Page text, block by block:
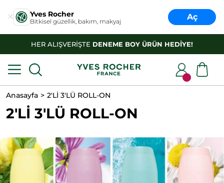
Yves Rocher
Bitkisel güzellik, bakım, makyaj Aç
HER ALIŞVERİŞTE DENEME BOY ÜRÜN HEDİYE!
Anasayfa 2'Lİ 3'LÜ ROLL-ON
2'Lİ 3'LÜ ROLL-ON